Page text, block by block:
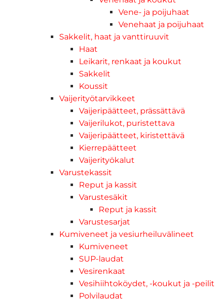
Vene- ja poijuhaat
Venehaat ja poijuhaat
Sakkelit, haat ja vanttiruuvit
Haat
Leikarit, renkaat ja koukut
Sakkelit
Koussit
Vaijerityötarvikkeet
Vaijeripäätteet, prässättävä
Vaijerilukot, puristettava
Vaijeripäätteet, kiristettävä
Kierrepäätteet
Vaijerityökalut
Varustekassit
Reput ja kassit
Varustesäkit
Reput ja kassit
Varustesarjat
Kumiveneet ja vesiurheiluvälineet
Kumiveneet
SUP-laudat
Vesirenkaat
Vesihiihtoköydet, -koukut ja -peilit
Polvilaudat